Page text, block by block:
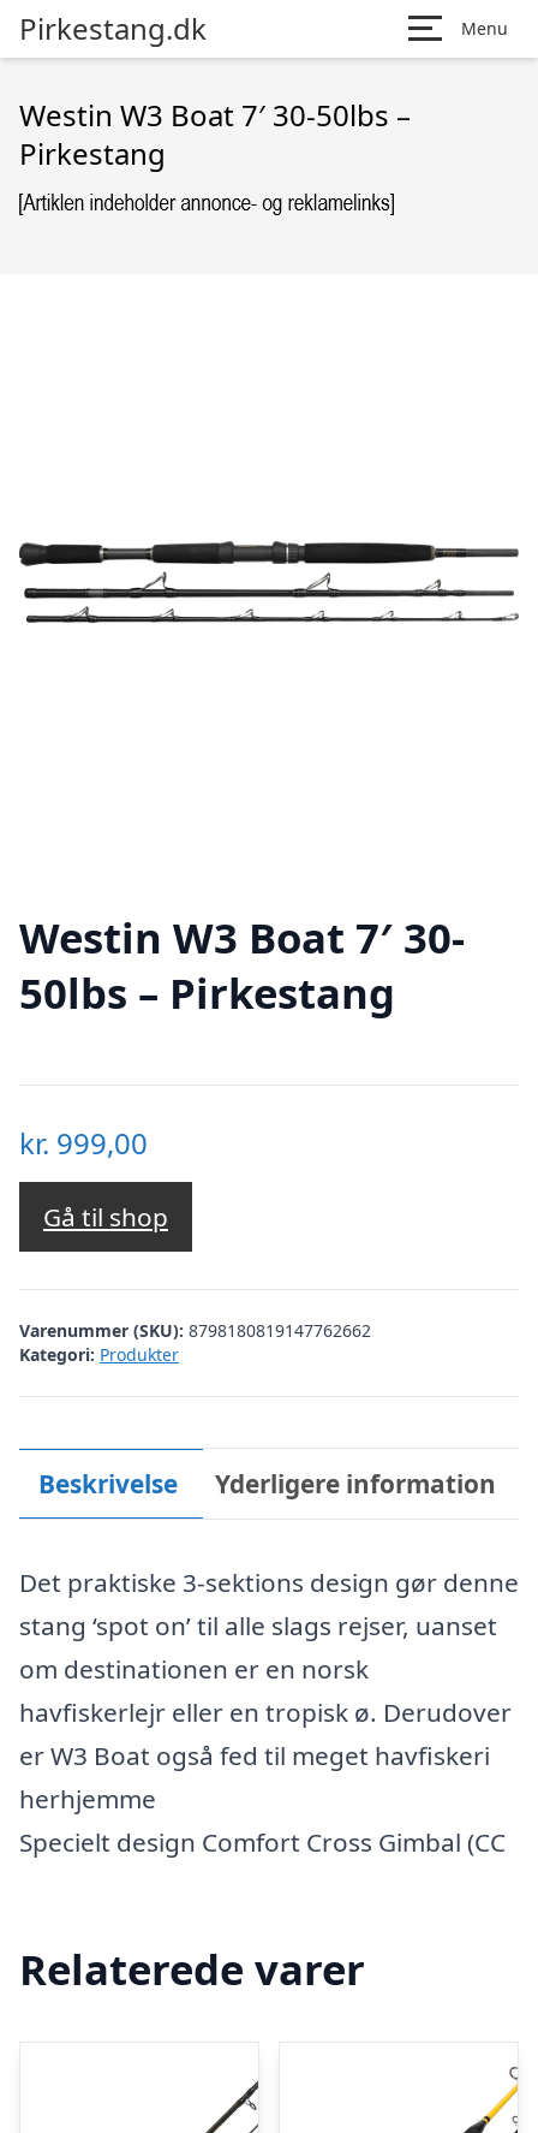
Pirkestang.dk Menu
Westin W3 Boat 7′ 30-50lbs –
Pirkestang
Westin W3 Boat 7′ 30-
50lbs – Pirkestang
kr. 999,00
Gå til shop
Varenummer (SKU): 8798180819147762662
Kategori: Produkter
Beskrivelse Yderligere information
Det praktiske 3-sektions design gør denne
stang ‘spot on’ til alle slags rejser, uanset
om destinationen er en norsk
havfiskerlejr eller en tropisk ø. Derudover
er W3 Boat også fed til meget havfiskeri
herhjemme
Specielt design Comfort Cross Gimbal (CC
Relaterede varer